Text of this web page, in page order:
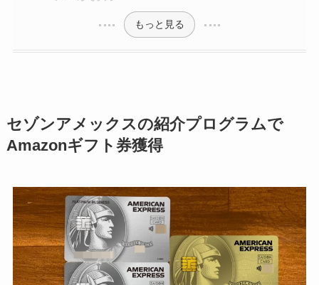
もっと見る
セゾンアメックスの紹介プログラムで
Amazonギフト券獲得